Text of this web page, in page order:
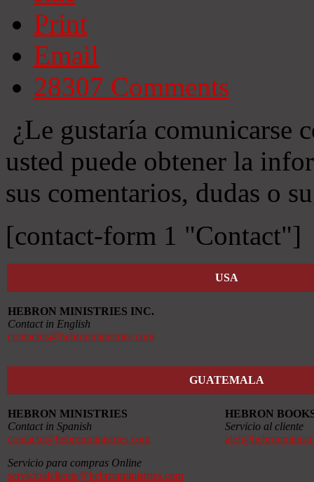
Print
Email
28307 Comments
¿Le gustaría comunicarse
usted puede obtener la
sus comentarios, dudas o
[contact-form 1 "Contact"]
USA
HEBRON MINISTRIES INC.
Contact in English
contactus@hebronministries.com
GUATEMALA
HEBRON MINISTRIES
Contact in Spanish
contacto@hebronministries.com
Servicio para compras Online
servicioalcliente@hebronministries.com
HEBRON
Servicio al cliente